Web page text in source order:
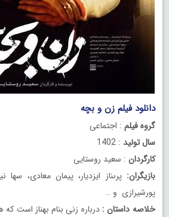
دانلود فیلم زن و بچه
گروه فیلم : اجتماعی
سال تولید : 1402
کارگردان : سعید روستایی
بازیگران: پرىناز ایزدیار، پیمان معادى،
پورشیرازى و …
خلاصه داستان : درباره زنی بنام بهناز است